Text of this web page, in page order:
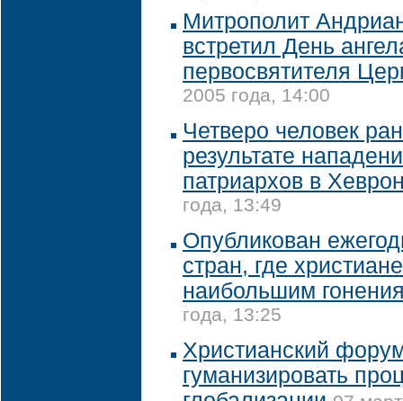
Митрополит
встретил День
первосвятителя
2005 года, 14:00
Четверо человек
результате
патриархов в
года, 13:49
Опубликован
стран, где
наибольшим
года, 13:25
Христианский
гуманизировать